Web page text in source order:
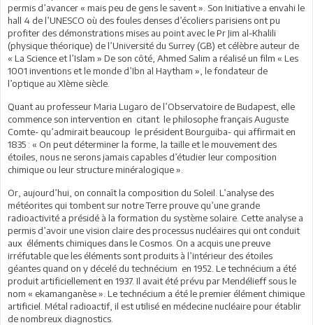
permis d’avancer « mais peu de gens le savent ». Son Initiative a envahi le
hall 4 de l’UNESCO où des foules denses d’écoliers parisiens ont pu
profiter des démonstrations mises au point avec le Pr Jim al-Khalili
(physique théorique) de l’Université du Surrey (GB) et célèbre auteur de
« La Science et l’Islam » De son côté, Ahmed Salim a réalisé un film « Les
1001 inventions et le monde d’Ibn al Haytham », le fondateur de
l’optique au XIème siècle.
Quant au professeur Maria Lugaro de l’Observatoire de Budapest, elle
commence son intervention en citant le philosophe français Auguste
Comte- qu’admirait beaucoup le président Bourguiba- qui affirmait en
1835 : « On peut déterminer la forme, la taille et le mouvement des
étoiles, nous ne serons jamais capables d’étudier leur composition
chimique ou leur structure minéralogique ».
Or, aujourd’hui, on connaît la composition du Soleil. L’analyse des
météorites qui tombent sur notre Terre prouve qu’une grande
radioactivité a présidé à la formation du système solaire. Cette analyse a
permis d’avoir une vision claire des processus nucléaires qui ont conduit
aux éléments chimiques dans le Cosmos. On a acquis une preuve
irréfutable que les éléments sont produits à l’intérieur des étoiles
géantes quand on y décelé du technécium en 1952. Le technécium a été
produit artificiellement en 1937. Il avait été prévu par Mendélieff sous le
nom « ekamanganèse ». Le technécium a été le premier élément chimique
artificiel. Métal radioactif, il est utilisé en médecine nucléaire pour établir
de nombreux diagnostics.